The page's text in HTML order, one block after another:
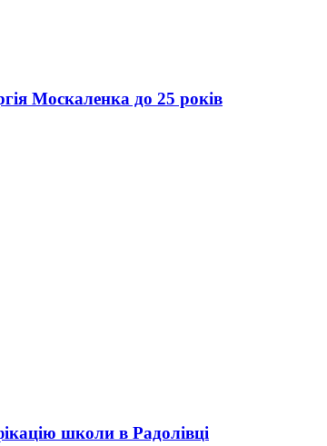
Москаленка до 25 років
школи в Радолівці